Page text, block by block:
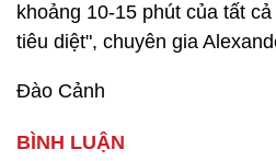
khoảng 10-15 phút của tất
tiêu diệt", chuyên gia
Đào Cảnh